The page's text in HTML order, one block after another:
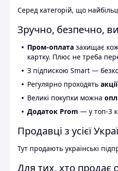
Серед категорій, що
Зручно, безпечно,
Пром-оплата захищає
картку. Плюс не треба
З підпискою Smart —
Регулярно проходять
Великі покупки можна
Додаток Prom — у топ-3
Продавці з усієї
Тут продають українські
Для тих, хто продає